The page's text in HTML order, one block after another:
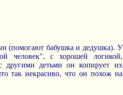
(помогают бабушка и дедушка). У
человек", с хорошей логикой,
другими детьми он копирует их
так некрасиво, что он похож на